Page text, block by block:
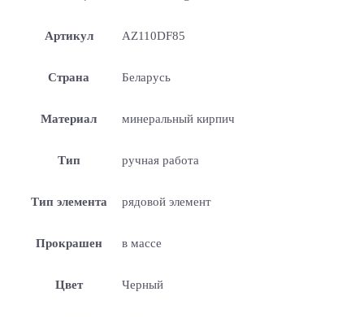
Артикул AZ110DF85
Страна Беларусь
Материал минеральный кирпич
Тип ручная работа
Тип элемента рядовой элемент
Прокрашен в массе
Цвет Черный